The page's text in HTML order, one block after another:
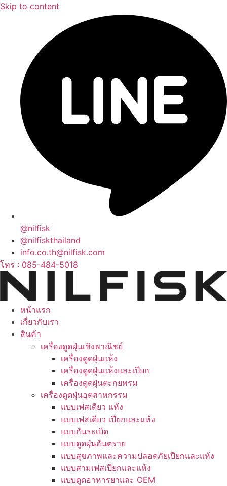
Skip to content
@nilfisk
@nilfiskthailand
info.co.th@nilfisk.com
โทร : 085-484-5018
หน้าแรก
เกี่ยวกับเรา
สินค้า
เครื่องดูดฝุ่นเชิงพาณิชย์
เครื่องดูดฝุ่นแห้ง
เครื่องดูดฝุ่นแห้งและเปียก
เครื่องดูดฝุ่นตะกุยพรม
เครื่องดูดฝุ่นอุตสาหกรรม
แบบเฟสเดียว แห้ง
แบบเฟสเดียว เปียกและแห้ง
แบบกันระเบิด
แบบดูดฝุ่นอันตราย
แบบสุขภาพและความปลอดภัยเปียกและแห้ง
แบบสามเฟสเปียกและแห้ง
แบบดูดอาหารยาและ OEM